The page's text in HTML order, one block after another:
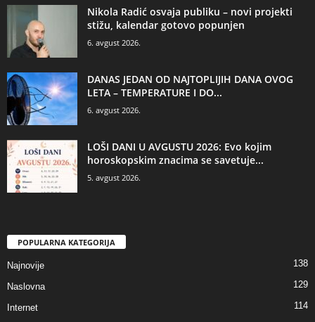
Nikola Radić osvaja publiku – novi projekti
stižu, kalendar gotovo popunjen
6. avgust 2026.
DANAS JEDAN OD NAJTOPLIJIH DANA OVOG
LETA – TEMPERATURE I DO...
6. avgust 2026.
LOŠI DANI U AVGUSTU 2026: Evo kojim
horoskopskim znacima se savetuje...
5. avgust 2026.
POPULARNA KATEGORIJA
Najnovije 138
Naslovna 129
Internet
114